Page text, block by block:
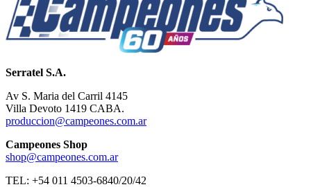
Serratel S.A.
Av S. Maria del Carril 4145
Villa Devoto 1419 CABA.
produccion@campeones.com.ar
Campeones Shop
shop@campeones.com.ar
TEL: +54 011 4503-6840/20/42